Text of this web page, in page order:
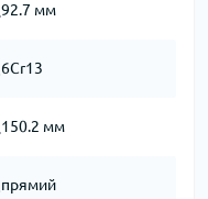
92.7 мм
6Cr13
150.2 мм
прямий